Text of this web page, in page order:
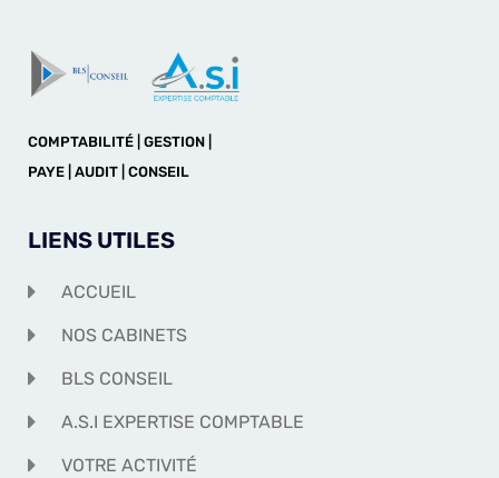
COMPTABILITÉ | GESTION |
PAYE | AUDIT | CONSEIL
LIENS UTILES
ACCUEIL
NOS CABINETS
BLS CONSEIL
A.S.I EXPERTISE COMPTABLE
VOTRE ACTIVITÉ